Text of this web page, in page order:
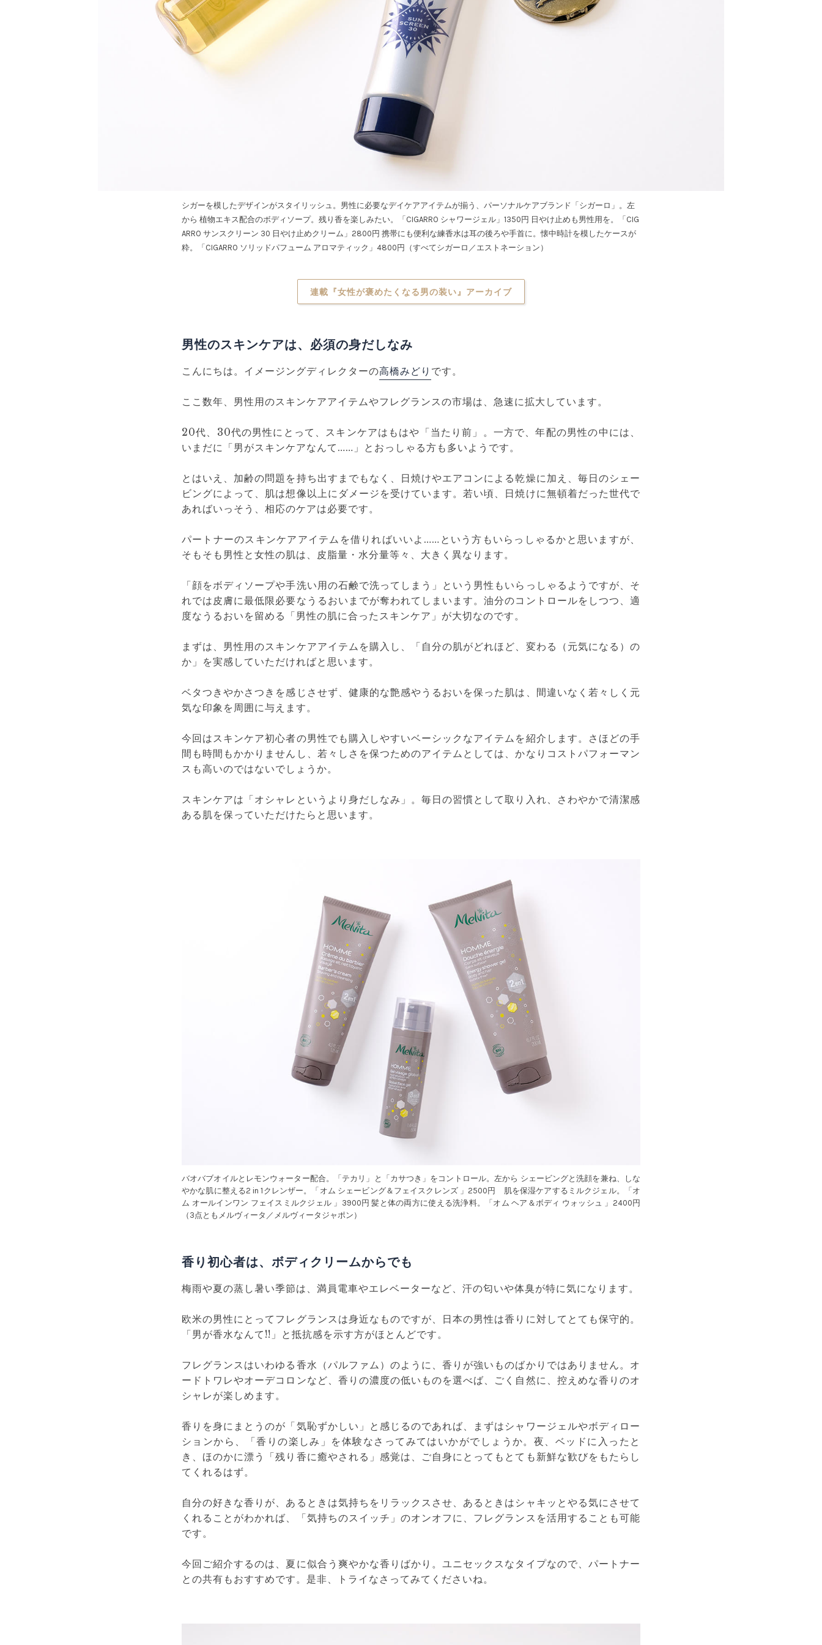
シガーを模したデザインがスタイリッシュ。男性に必要なデイケアアイテムが揃う、パーソナルケアブランド「シガーロ」。左
から 植物エキス配合のボディソープ。残り香を楽しみたい。「CIGARRO シャワージェル」1350円 日やけ止めも男性用を。「CIG
ARRO サンスクリーン 30 日やけ止めクリーム」2800円 携帯にも便利な練香水は耳の後ろや手首に。懐中時計を模したケースが
粋。「CIGARRO ソリッドパフューム アロマティック」4800円（すべてシガーロ／エストネーション）
連載『女性が褒めたくなる男の装い』アーカイブ
男性のスキンケアは、必須の身だしなみ
こんにちは。イメージングディレクターの高橋みどり です。
ここ数年、男性用のスキンケアアイテムやフレグランスの市場は、急速に拡大しています。
20代、30代の男性にとって、スキンケアはもはや「当たり前」。一方で、年配の男性の中には、
いまだに「男がスキンケアなんて……」とおっしゃる方も多いようです。
とはいえ、加齢の問題を持ち出すまでもなく、日焼けやエアコンによる乾燥に加え、毎日のシェー
ビングによって、肌は想像以上にダメージを受けています。若い頃、日焼けに無頓着だった世代で
あればいっそう、相応のケアは必要です。
パートナーのスキンケアアイテムを借りればいいよ……という方もいらっしゃるかと思いますが、
そもそも男性と女性の肌は、皮脂量・水分量等々、大きく異なります。
「顔をボディソープや手洗い用の石鹸で洗ってしまう」という男性もいらっしゃるようですが、そ
れでは皮膚に最低限必要なうるおいまでが奪われてしまいます。油分のコントロールをしつつ、適
度なうるおいを留める「男性の肌に合ったスキンケア」が大切なのです。
まずは、男性用のスキンケアアイテムを購入し、「自分の肌がどれほど、変わる（元気になる）の
か」を実感していただければと思います。
ベタつきやかさつきを感じさせず、健康的な艶感やうるおいを保った肌は、間違いなく若々しく元
気な印象を周囲に与えます。
今回はスキンケア初心者の男性でも購入しやすいベーシックなアイテムを紹介します。さほどの手
間も時間もかかりませんし、若々しさを保つためのアイテムとしては、かなりコストパフォーマン
スも高いのではないでしょうか。
スキンケアは「オシャレというより身だしなみ」。毎日の習慣として取り入れ、さわやかで清潔感
ある肌を保っていただけたらと思います。
バオバブオイルとレモンウォーター配合。「テカリ」と「カサつき」をコントロール。左から シェービングと洗顔を兼ね、しな
やかな肌に整える2 in 1クレンザー。「オム シェービング＆フェイスクレンズ 」2500円 肌を保湿ケアするミルクジェル。「オ
ム オールインワン フェイスミルクジェル 」3900円 髪と体の両方に使える洗浄料。「オム ヘア＆ボディ ウォッシュ 」2400円
（3点ともメルヴィータ／メルヴィータジャポン）
香り初心者は、ボディクリームからでも
梅雨や夏の蒸し暑い季節は、満員電車やエレベーターなど、汗の匂いや体臭が特に気になります。
欧米の男性にとってフレグランスは身近なものですが、日本の男性は香りに対してとても保守的。
「男が香水なんて!!」と抵抗感を示す方がほとんどです。
フレグランスはいわゆる香水（パルファム）のように、香りが強いものばかりではありません。オ
ードトワレやオーデコロンなど、香りの濃度の低いものを選べば、ごく自然に、控えめな香りのオ
シャレが楽しめます。
香りを身にまとうのが「気恥ずかしい」と感じるのであれば、まずはシャワージェルやボディロー
ションから、「香りの楽しみ」を体験なさってみてはいかがでしょうか。夜、ベッドに入ったと
き、ほのかに漂う「残り香に癒やされる」感覚は、ご自身にとってもとても新鮮な歓びをもたらし
てくれるはず。
自分の好きな香りが、あるときは気持ちをリラックスさせ、あるときはシャキッとやる気にさせて
くれることがわかれば、「気持ちのスイッチ」のオンオフに、フレグランスを活用することも可能
です。
今回ご紹介するのは、夏に似合う爽やかな香りばかり。ユニセックスなタイプなので、パートナー
との共有もおすすめです。是非、トライなさってみてくださいね。